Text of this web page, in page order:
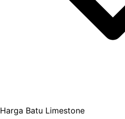
Harga Batu Limestone